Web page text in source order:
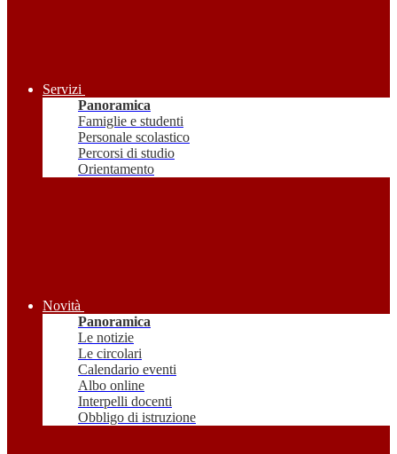
Servizi
Panoramica
Famiglie e studenti
Personale scolastico
Percorsi di studio
Orientamento
Novità
Panoramica
Le notizie
Le circolari
Calendario eventi
Albo online
Interpelli docenti
Obbligo di istruzione